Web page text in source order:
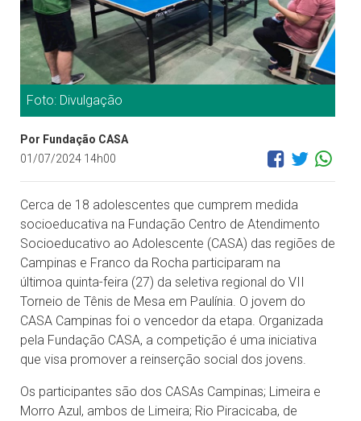
Foto: Divulgação
Por Fundação CASA
01/07/2024 14h00
Cerca de 18 adolescentes que cumprem medida
socioeducativa na Fundação Centro de Atendimento
Socioeducativo ao Adolescente (CASA) das regiões de
Campinas e Franco da Rocha participaram na
últimoa quinta-feira (27) da seletiva regional do VII
Torneio de Tênis de Mesa em Paulínia. O jovem do
CASA Campinas foi o vencedor da etapa. Organizada
pela Fundação CASA, a competição é uma iniciativa
que visa promover a reinserção social dos jovens.
Os participantes são dos CASAs Campinas; Limeira e
Morro Azul, ambos de Limeira; Rio Piracicaba, de